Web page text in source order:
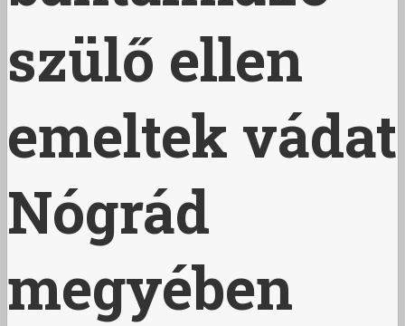
szülő ellen
emeltek vádat
Nógrád
megyében